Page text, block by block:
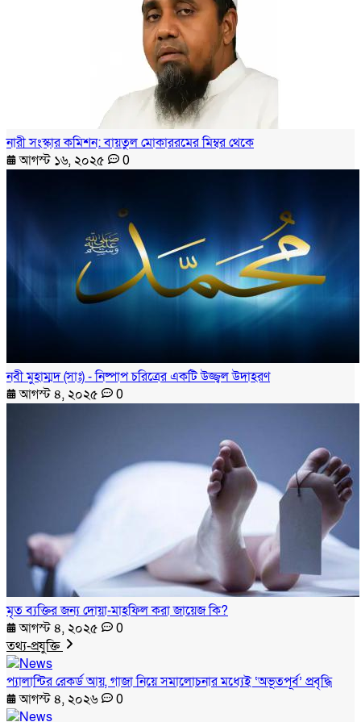
নারী সংস্কার কমিশন: বায়তুল মোকাররমের মিম্বর থেকে
আগস্ট ১৬, ২০২৫
0
নবী মুহাম্মদ (সাঃ) - নিষ্পাপ চরিত্রের একটি উজ্জ্বল উদাহরণ
আগস্ট ৪, ২০২৫
0
মৃত ব্যক্তির জন্য দোয়া-মাহফিল করা জায়েজ কি?
আগস্ট ৪, ২০২৫
0
তথ্য-প্রযুক্তি
প্যালান্টির রেকর্ড আয়, গাজা নিয়ে সমালোচনার মধ্যেই ‘অভূতপূর্ব’ প্রবৃদ্ধি
আগস্ট ৪, ২০২৬
0